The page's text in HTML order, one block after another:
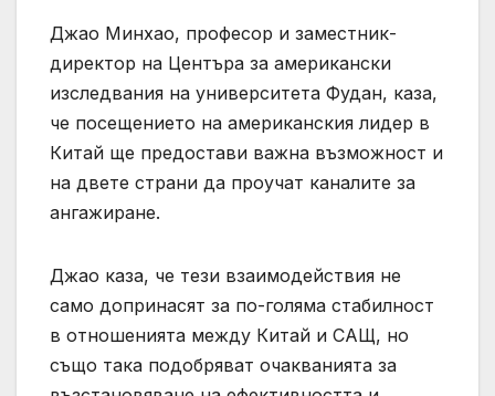
Джао Минхао, професор и заместник-
директор на Центъра за американски
изследвания на университета Фудан, каза,
че посещението на американския лидер в
Китай ще предостави важна възможност и
на двете страни да проучат каналите за
ангажиране.
Джао каза, че тези взаимодействия не
само допринасят за по-голяма стабилност
в отношенията между Китай и САЩ, но
също така подобряват очакванията за